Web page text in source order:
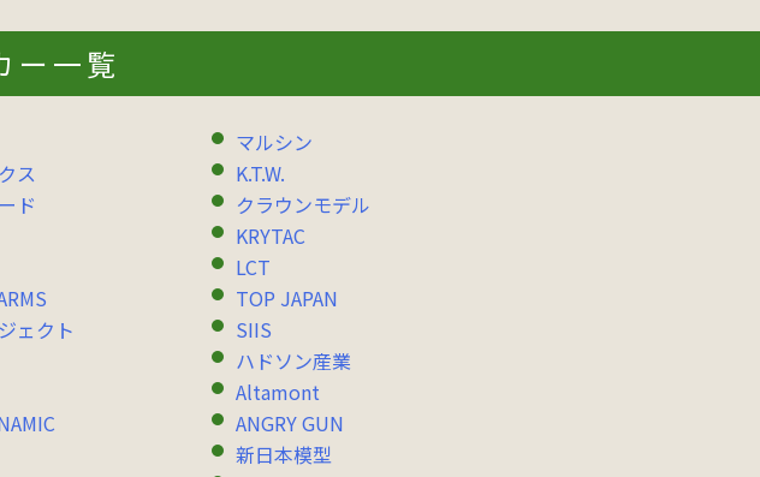
ー一覧
マルシン
ス
K.T.W.
ド
クラウンモデル
KRYTAC
LCT
TOP JAPAN
ェクト
SIIS
ハドソン産業
Altamont
ANGRY GUN
新日本模型